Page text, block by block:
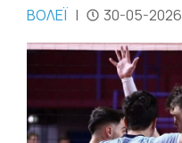
ΒΟΛΕΪ | 30-05-2026